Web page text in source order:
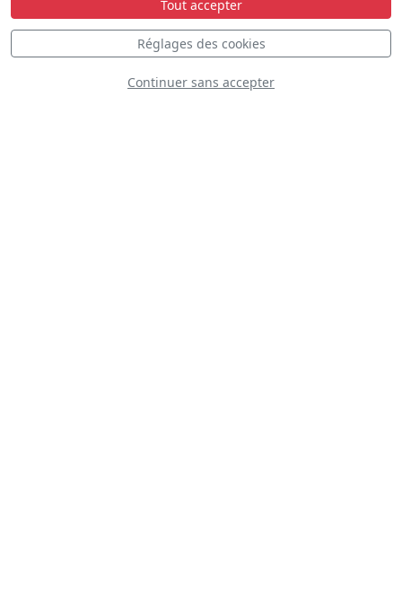
Tout accepter
Réglages des cookies
Continuer sans accepter